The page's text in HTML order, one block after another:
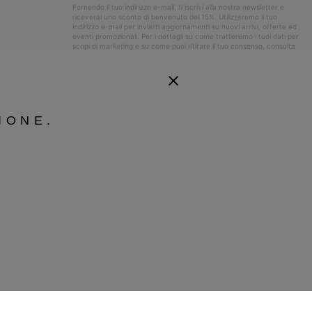
Fornendo il tuo indirizzo e-mail, ti iscrivi alla nostra newsletter e
riceverai uno sconto di benvenuto del 15%. Utilizzeremo il tuo
indirizzo e-mail per inviarti aggiornamenti su nuovi arrivi, offerte ed
eventi promozionali. Per i dettagli su come tratteremo i tuoi dati per
scopi di marketing e su come puoi ritirare il tuo consenso, consulta